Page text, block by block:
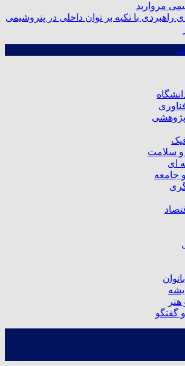
مروارید
با تکیه بر توان داخلی در پتروشیمی
و سلامت
ای
جامعه
گفتگو